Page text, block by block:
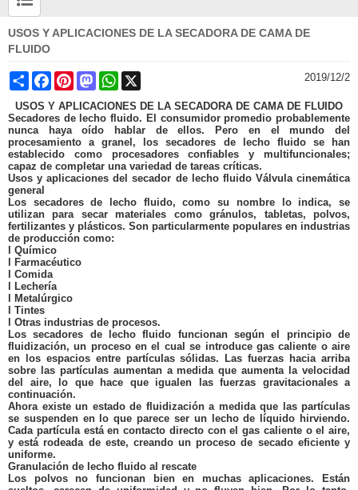
USOS Y APLICACIONES DE LA SECADORA DE CAMA DE
FLUIDO
Share FacebookPinterestMastodonWhatsApp 2019/12/2
USOS Y APLICACIONES DE LA SECADORA DE CAMA DE FLUIDO
Secadores de lecho fluido. El consumidor promedio probablemente
nunca haya oído hablar de ellos. Pero en el mundo del
procesamiento a granel, los secadores de lecho fluido se han
establecido como procesadores confiables y multifuncionales;
capaz de completar una variedad de tareas críticas.
Usos y aplicaciones del secador de lecho fluido Válvula cinemática
general
Los secadores de lecho fluido, como su nombre lo indica, se
utilizan para secar materiales como gránulos, tabletas, polvos,
fertilizantes y plásticos. Son particularmente populares en industrias
de producción como:
Químico
Farmacéutico
Comida
Lechería
Metalúrgico
Tintes
Otras industrias de procesos.
Los secadores de lecho fluido funcionan según el principio de
fluidización, un proceso en el cual se introduce gas caliente o aire
en los espacios entre partículas sólidas. Las fuerzas hacia arriba
sobre las partículas aumentan a medida que aumenta la velocidad
del aire, lo que hace que igualen las fuerzas gravitacionales a
continuación.
Ahora existe un estado de fluidización a medida que las partículas
se suspenden en lo que parece ser un lecho de líquido hirviendo.
Cada partícula está en contacto directo con el gas caliente o el aire,
y está rodeada de este, creando un proceso de secado eficiente y
uniforme.
Granulación de lecho fluido al rescate
Los polvos no funcionan bien en muchas aplicaciones. Están